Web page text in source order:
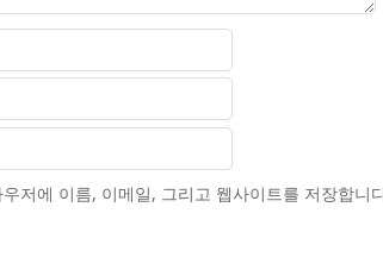
저에 이름, 이메일, 그리고 웹사이트를 저장합니